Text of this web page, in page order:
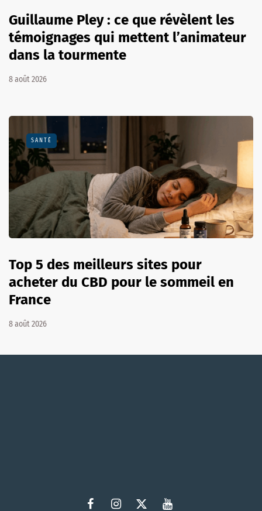
Guillaume Pley : ce que révèlent les
témoignages qui mettent l’animateur
dans la tourmente
8 août 2026
SANTÉ
Top 5 des meilleurs sites pour
acheter du CBD pour le sommeil en
France
8 août 2026